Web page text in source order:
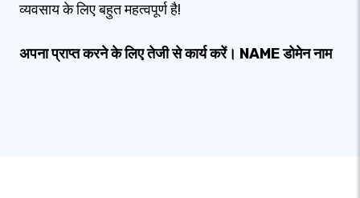
व्यवसाय के लिए बहुत महत्वपूर्ण है!
अपना प्राप्त करने के लिए तेजी से कार्य करें। NAME डोमेन नाम